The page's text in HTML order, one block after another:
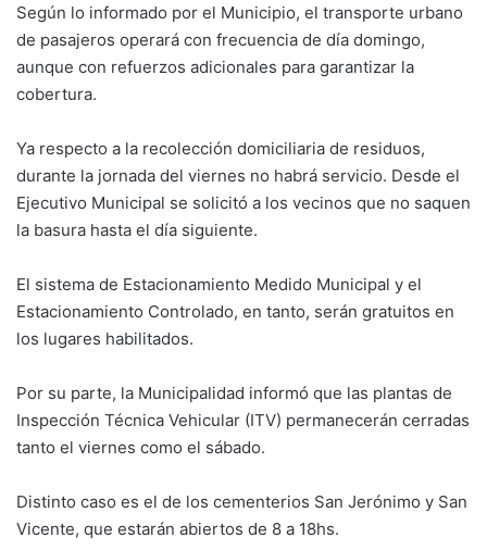
Según lo informado por el Municipio, el transporte urbano
de pasajeros operará con frecuencia de día domingo,
aunque con refuerzos adicionales para garantizar la
cobertura.
Ya respecto a la recolección domiciliaria de residuos,
durante la jornada del viernes no habrá servicio. Desde el
Ejecutivo Municipal se solicitó a los vecinos que no saquen
la basura hasta el día siguiente.
El sistema de Estacionamiento Medido Municipal y el
Estacionamiento Controlado, en tanto, serán gratuitos en
los lugares habilitados.
Por su parte, la Municipalidad informó que las plantas de
Inspección Técnica Vehicular (ITV) permanecerán cerradas
tanto el viernes como el sábado.
Distinto caso es el de los cementerios San Jerónimo y San
Vicente, que estarán abiertos de 8 a 18hs.